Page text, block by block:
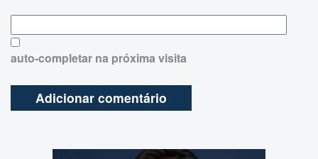
auto-completar na próxima visita